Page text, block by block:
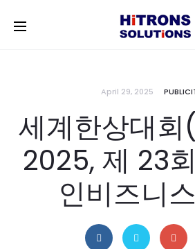
April 29, 2025
세계한상대
2025, 제 23
인비즈니